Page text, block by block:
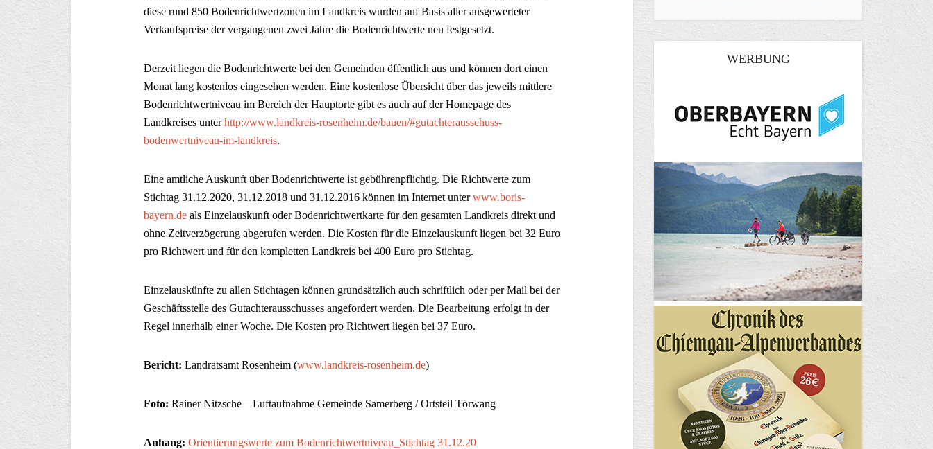
diese rund 850 Bodenrichtwertzonen im Landkreis wurden auf Basis aller ausgewerteter
Verkaufspreise der vergangenen zwei Jahre die Bodenrichtwerte neu festgesetzt.
Derzeit liegen die Bodenrichtwerte bei den Gemeinden öffentlich aus und können dort einen
Monat lang kostenlos eingesehen werden. Eine kostenlose Übersicht über das jeweils mittlere
Bodenrichtwertniveau im Bereich der Hauptorte gibt es auch auf der Homepage des
Landkreises unterhttp://www.landkreis-rosenheim.de/bauen/#gutachterausschuss-
bodenwertniveau-im-landkreis.
Eine amtliche Auskunft über Bodenrichtwerte ist gebührenpflichtig. Die Richtwerte zum
Stichtag 31.12.2020, 31.12.2018 und 31.12.2016 können im Internet unterwww.boris-
bayern.de als Einzelauskunft oder Bodenrichtwertkarte für den gesamten Landkreis direkt und
ohne Zeitverzögerung abgerufen werden. Die Kosten für die Einzelauskunft liegen bei 32 Euro
pro Richtwert und für den kompletten Landkreis bei 400 Euro pro Stichtag.
Einzelauskünfte zu allen Stichtagen können grundsätzlich auch schriftlich oder per Mail bei der
Geschäftsstelle des Gutachterausschusses angefordert werden. Die Bearbeitung erfolgt in der
Regel innerhalb einer Woche. Die Kosten pro Richtwert liegen bei 37 Euro.
Bericht: Landratsamt Rosenheim (www.landkreis-rosenheim.de)
Foto: Rainer Nitzsche – Luftaufnahme Gemeinde Samerberg / Ortsteil Törwang
Anhang: Orientierungswerte zum Bodenrichtwertniveau_Stichtag 31.12.20
WERBUNG